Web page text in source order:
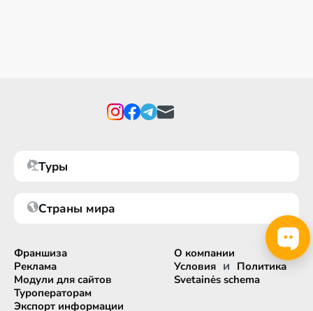
Туры
Страны мира
Франшиза
Реклама
Модули для сайтов
Туроператорам
Экспорт информации
О компании
Условия и Политика
Svetainės schema